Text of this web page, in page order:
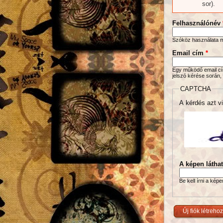
sor).
Felhasználónév
Szóköz használata
Email cím *
Egy működő email
jelszó kérése során,
CAPTCHA
A kérdés azt
A képen
Be kell írni a